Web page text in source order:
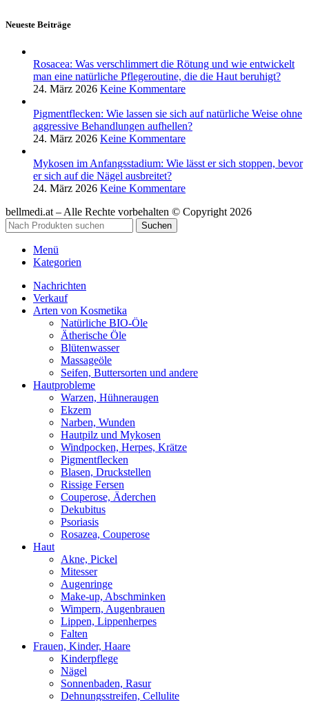
Neueste Beiträge
Rosacea: Was verschlimmert die Rötung und wie entwickelt
man eine natürliche Pflegeroutine, die die Haut beruhigt?
24. März 2026 Keine Kommentare
Pigmentflecken: Wie lassen sie sich auf natürliche Weise ohne
aggressive Behandlungen aufhellen?
24. März 2026 Keine Kommentare
Mykosen im Anfangsstadium: Wie lässt er sich stoppen, bevor
er sich auf die Nägel ausbreitet?
24. März 2026 Keine Kommentare
bellmedi.at – Alle Rechte vorbehalten © Copyright 2026
Suchen
Menü
Kategorien
Nachrichten
Verkauf
Arten von Kosmetika
Natürliche BIO-Öle
Ätherische Öle
Blütenwasser
Massageöle
Seifen, Buttersorten und andere
Hautprobleme
Warzen, Hühneraugen
Ekzem
Narben, Wunden
Hautpilz und Mykosen
Windpocken, Herpes, Krätze
Pigmentflecken
Blasen, Druckstellen
Rissige Fersen
Couperose, Äderchen
Dekubitus
Psoriasis
Rosazea, Couperose
Haut
Akne, Pickel
Mitesser
Augenringe
Make-up, Abschminken
Wimpern, Augenbrauen
Lippen, Lippenherpes
Falten
Frauen, Kinder, Haare
Kinderpflege
Nägel
Sonnenbaden, Rasur
Dehnungsstreifen, Cellulite